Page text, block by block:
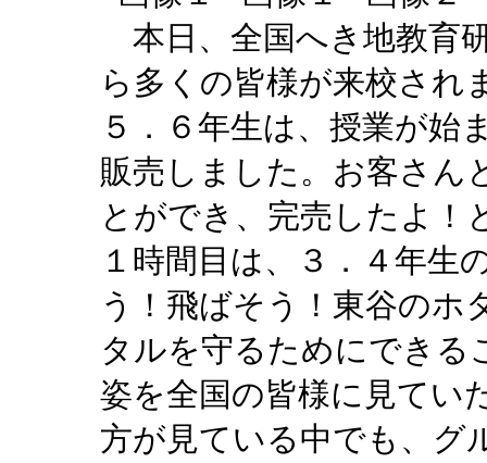
本日、全国へき地教育
ら多くの皆様が来校され
５．６年生は、授業が始
販売しました。お客さん
とができ、完売したよ！
１時間目は、３．４年生
う！飛ばそう！東谷のホ
タルを守るためにできる
姿を全国の皆様に見てい
方が見ている中でも、グ